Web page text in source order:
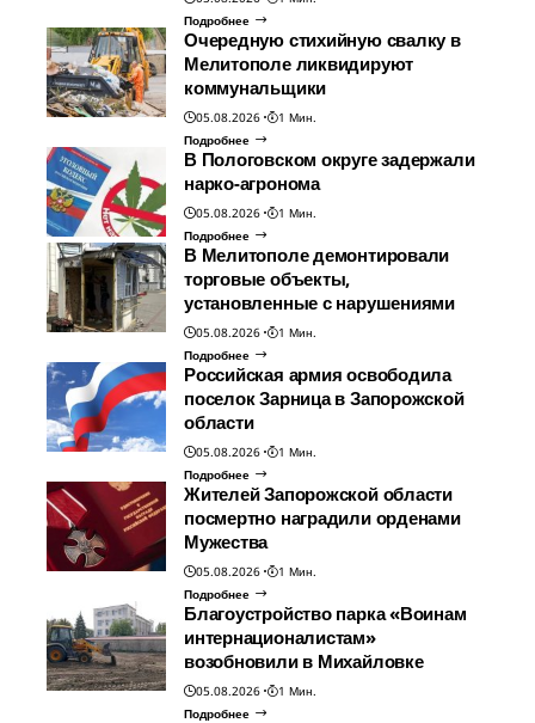
Подробнее
Очередную стихийную свалку в
Мелитополе ликвидируют
коммунальщики
05.08.2026
1 Мин.
Подробнее
В Пологовском округе задержали
нарко-агронома
05.08.2026
1 Мин.
Подробнее
В Мелитополе демонтировали
торговые объекты,
установленные с нарушениями
05.08.2026
1 Мин.
Подробнее
Российская армия освободила
поселок Зарница в Запорожской
области
05.08.2026
1 Мин.
Подробнее
Жителей Запорожской области
посмертно наградили орденами
Мужества
05.08.2026
1 Мин.
Подробнее
Благоустройство парка «Воинам
интернационалистам»
возобновили в Михайловке
05.08.2026
1 Мин.
Подробнее